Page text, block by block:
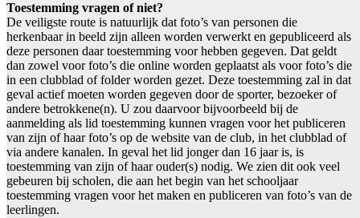
Toestemming vragen of niet?
De veiligste route is natuurlijk dat foto’s van personen die
herkenbaar in beeld zijn alleen worden verwerkt en gepubliceerd als
deze personen daar toestemming voor hebben gegeven. Dat geldt
dan zowel voor foto’s die online worden geplaatst als voor foto’s die
in een clubblad of folder worden gezet. Deze toestemming zal in dat
geval actief moeten worden gegeven door de sporter, bezoeker of
andere betrokkene(n). U zou daarvoor bijvoorbeeld bij de
aanmelding als lid toestemming kunnen vragen voor het publiceren
van zijn of haar foto’s op de website van de club, in het clubblad of
via andere kanalen. In geval het lid jonger dan 16 jaar is, is
toestemming van zijn of haar ouder(s) nodig. We zien dit ook veel
gebeuren bij scholen, die aan het begin van het schooljaar
toestemming vragen voor het maken en publiceren van foto’s van de
leerlingen.